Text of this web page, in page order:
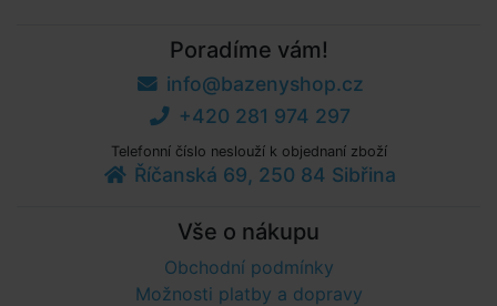
Poradíme vám!
info@bazenyshop.cz
+420 281 974 297
Telefonní číslo neslouží k objednaní zboží
Říčanská 69, 250 84 Sibřina
Vše o nákupu
Obchodní podmínky
Možnosti platby a dopravy